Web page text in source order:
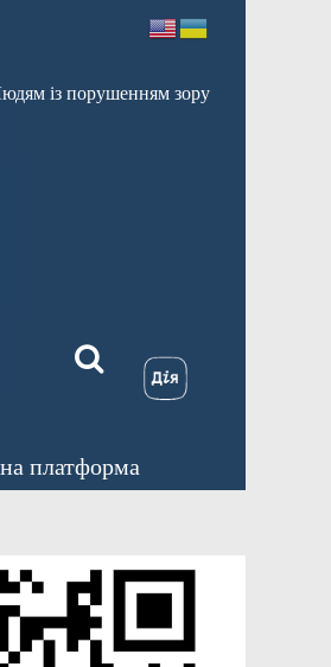
із порушенням зору
платформа